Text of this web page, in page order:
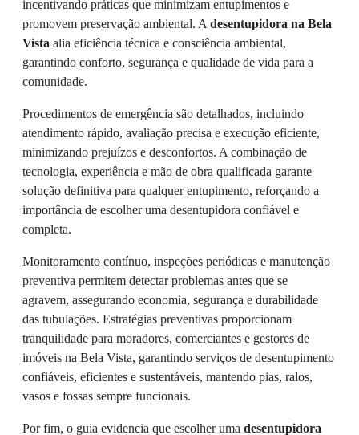
incentivando práticas que minimizam entupimentos e
promovem preservação ambiental. A desentupidora na Bela
Vista alia eficiência técnica e consciência ambiental,
garantindo conforto, segurança e qualidade de vida para a
comunidade.
Procedimentos de emergência são detalhados, incluindo
atendimento rápido, avaliação precisa e execução eficiente,
minimizando prejuízos e desconfortos. A combinação de
tecnologia, experiência e mão de obra qualificada garante
solução definitiva para qualquer entupimento, reforçando a
importância de escolher uma desentupidora confiável e
completa.
Monitoramento contínuo, inspeções periódicas e manutenção
preventiva permitem detectar problemas antes que se
agravem, assegurando economia, segurança e durabilidade
das tubulações. Estratégias preventivas proporcionam
tranquilidade para moradores, comerciantes e gestores de
imóveis na Bela Vista, garantindo serviços de desentupimento
confiáveis, eficientes e sustentáveis, mantendo pias, ralos,
vasos e fossas sempre funcionais.
Por fim, o guia evidencia que escolher uma desentupidora